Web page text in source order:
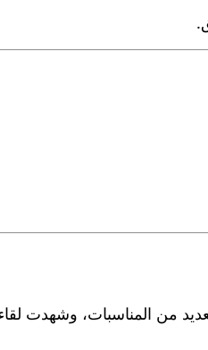
من المناسبات، وشهدت